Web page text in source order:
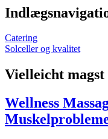
Catering
Solceller og kvalitet
Vielleicht magst
Wellness